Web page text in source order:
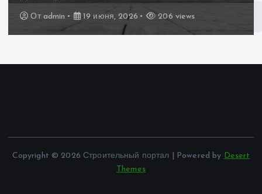
От admin 19 июня, 2026 197 views
Copyright © 2026 Строительный портал | Powered by Desert
Themes